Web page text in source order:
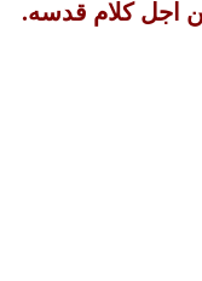
اجل كلام قدسه.